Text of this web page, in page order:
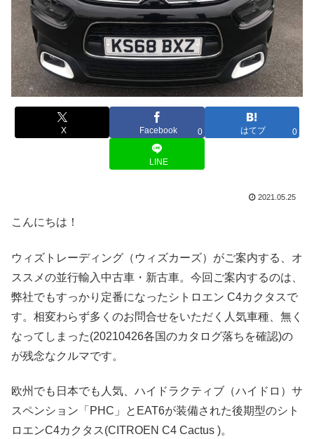
X Facebook 0 はてブ 0
LINE
2021.05.25
こんにちは！
ウィズトレーディング（ウィズカーズ）がご案内する、オ
ススメの並行輸入中古車・新古車。今回ご案内するのは、
弊社でもすっかり定番になったシトロエン C4カクタスで
す。相変わらず多くのお問合せをいただく人気車種、無く
なってしまった(20210426各国のカタログ落ちを確認)の
が残念なクルマです。
欧州でも日本でも人気、ハイドラクティブ（ハイドロ）サ
スペンション「PHC」とEAT6が装備された後期型のシト
ロエンC4カクタス(CITROEN C4 Cactus )。